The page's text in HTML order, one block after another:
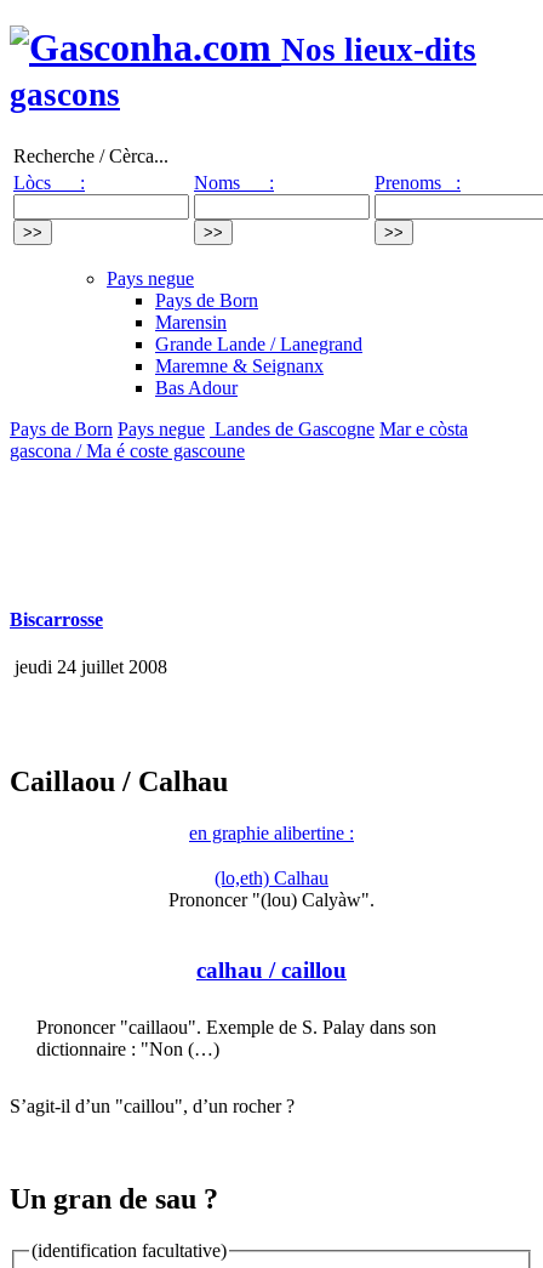
Nos lieux-dits
gascons
Recherche / Cèrca...
Lòcs :
Noms : Prenoms :
Pays negue
Pays de Born
Marensin
Grande Lande / Lanegrand
Maremne & Seignanx
Bas Adour
Pays de Born Pays negue Landes de Gascogne Mar e còsta
gascona / Ma é coste gascoune
Biscarrosse
jeudi 24 juillet 2008
Caillaou / Calhau
en graphie alibertine :
(lo,eth) Calhau
Prononcer "(lou) Calyàw".
calhau / caillou
Prononcer "caillaou". Exemple de S. Palay dans son
dictionnaire : "Non (…)
S’agit-il d’un "caillou", d’un rocher ?
Un gran de sau ?
(identification facultative)